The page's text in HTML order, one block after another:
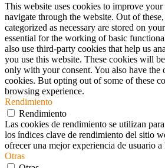
This website uses cookies to improve
navigate through the website. Out of
categorized as necessary are stored on
essential for the working of basic
also use third-party cookies that help us
you use this website. These cookies will
only with your consent. You also have the
cookies. But opting out of some of these
browsing experience.
Rendimiento
Rendimiento
Las cookies de rendimiento se utilizan
los índices clave de rendimiento del sitio
ofrecer una mejor experiencia de usuario a
Otras